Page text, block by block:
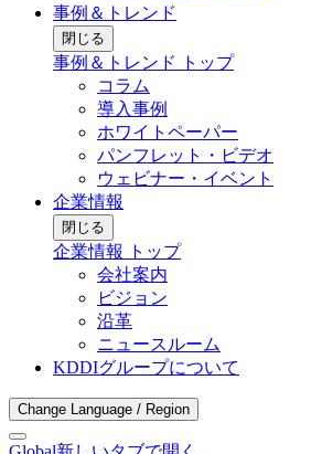
事例＆トレンド
閉じる
事例＆トレンド トップ
コラム
導入事例
ホワイトペーパー
パンフレット・ビデオ
ウェビナー・イベント
企業情報
閉じる
企業情報 トップ
会社案内
ビジョン
沿革
ニュースルーム
KDDIグループについて
Change Language / Region